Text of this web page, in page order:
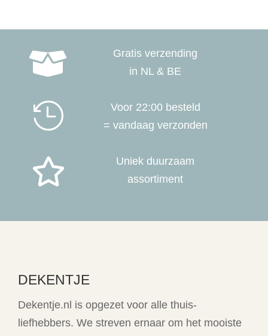

Gratis verzending
in NL & BE

Voor 22:00 besteld
= vandaag verzonden

Uniek duurzaam
assortiment
DEKENTJE
Dekentje.nl is opgezet voor alle thuis-
liefhebbers. We streven ernaar om het mooiste